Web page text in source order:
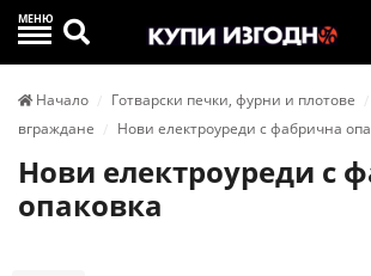
МЕНЮ Търси
Начало Готварски печки, фурни и плотове
вграждане
Нови електроуреди с фабрична
Нови електроуреди с
опаковка